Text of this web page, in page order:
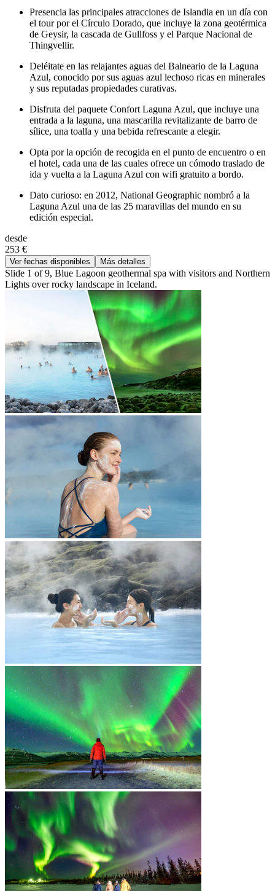
Presencia las principales atracciones de Islandia en un día con
el tour por el Círculo Dorado, que incluye la zona geotérmica
de Geysir, la cascada de Gullfoss y el Parque Nacional de
Thingvellir.
Deléitate en las relajantes aguas del Balneario de la Laguna
Azul, conocido por sus aguas azul lechoso ricas en minerales
y sus reputadas propiedades curativas.
Disfruta del paquete Confort Laguna Azul, que incluye una
entrada a la laguna, una mascarilla revitalizante de barro de
sílice, una toalla y una bebida refrescante a elegir.
Opta por la opción de recogida en el punto de encuentro o en
el hotel, cada una de las cuales ofrece un cómodo traslado de
ida y vuelta a la Laguna Azul con wifi gratuito a bordo.
Dato curioso: en 2012, National Geographic nombró a la
Laguna Azul una de las 25 maravillas del mundo en su
edición especial.
desde
253 €
Ver fechas disponibles Más detalles
Slide 1 of 9, Blue Lagoon geothermal spa with visitors and Northern
Lights over rocky landscape in Iceland.